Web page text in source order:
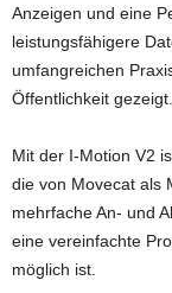
Anzeigen und eine
leistungsfähigere
umfangreichen
Öffentlichkeit gezeigt.
Mit der I-Motion V2
die von Movecat als
mehrfache An- und
eine vereinfachte
möglich ist.